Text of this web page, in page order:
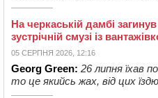
На черкаській дамбі
зустрічній смузі із
05 СЕРПНЯ 2026, 12:16
Georg Green: 26 липня їхав
то це якийсь жах, від цих